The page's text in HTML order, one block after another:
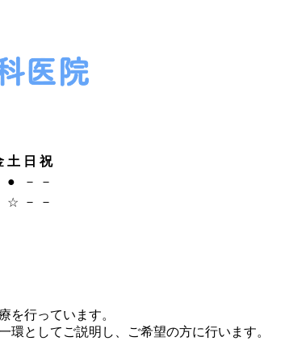
土 日 祝
● －
－
☆ － －
を行っています。
環としてご説明し、ご希望の方に行います。